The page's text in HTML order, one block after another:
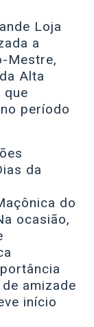
Loja
a
Mestre,
Alta
que
período
da
do
ocasião,
amizade
início